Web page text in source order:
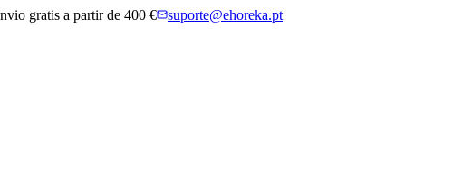
gratis a partir de 400 € suporte@ehoreka.pt